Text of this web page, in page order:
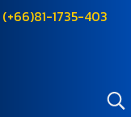
1735-403